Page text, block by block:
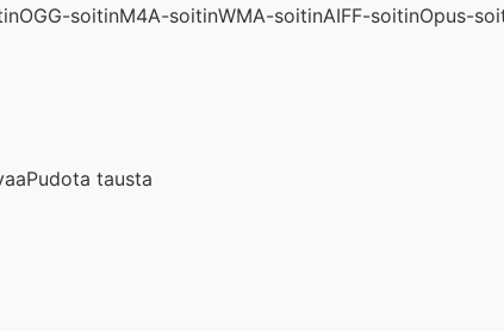
OGG-soitinM4A-soitinWMA-soitinAIFF-soitinOpus-
Pudota tausta